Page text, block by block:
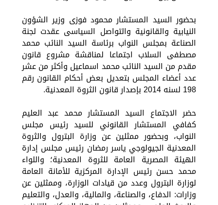
بحضور السيد المستشار محمود فوزى وزير الشؤون
النيابية والقانونية والتواصل السياسى عقدت لجنة
الصناعة بمجلس النواب برئاسة السيد النائب محمد
مصطفى السلاب اجتماعا لمناقشة مشروع قانون
مقدم من السيد النائب محمد اسماعيل وأكثر من عشر
عدد أعضاء المجلس بتعديل بعض أحكام القانون رقم
198 لسنه 2014 بإصدار قانون الثروة المعدنية.
حضر الاجتماع السيد المستشار محمد عبد العليم
كفافي المستشار القانوني للسيد رئيس مجلس
النواب، وبحضور ممثلين عن وزارة البترول والثروة
المعدنية الجيولوجي ياسر رمضان رئيس مجلس إدارة
الهيئة المصرية العامة للثروة المعدنية؛ واللواء
محمد حسن رئيس الإدارة المركزية للأمانة العامة
لوزارة البترول وعدد من قيادات الوزارة، وممثلين عن
وزارات: الدفاع، والصناعة، والمالية، والعدل، والتعليم